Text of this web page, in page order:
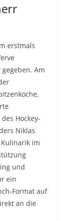
erstmals
Am
Hockey-
Niklas
im
und
ein
Format auf
an die